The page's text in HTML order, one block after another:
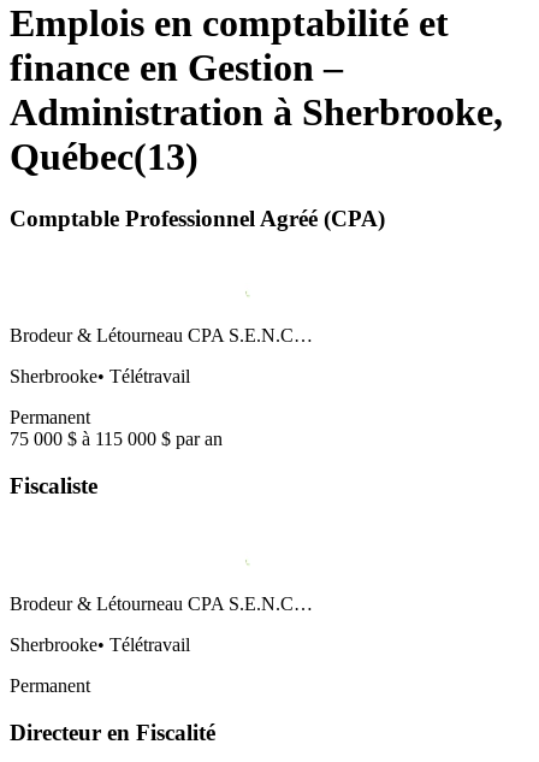
Emplois en comptabilité et
finance en Gestion –
Administration à Sherbrooke,
Québec(13)
Comptable Professionnel Agréé (CPA)
Brodeur & Létourneau CPA S.E.N.C…
Sherbrooke• Télétravail
Permanent
75 000 $ à 115 000 $ par an
Fiscaliste
Brodeur & Létourneau CPA S.E.N.C…
Sherbrooke• Télétravail
Permanent
Directeur en Fiscalité